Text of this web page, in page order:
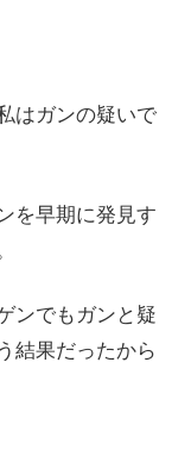
はガンの疑いで
を早期に発見す
ンでもガンと疑
結果だったから